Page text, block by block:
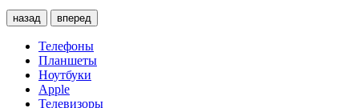
назад вперед
Телефоны
Планшеты
Ноутбуки
Apple
Телевизоры